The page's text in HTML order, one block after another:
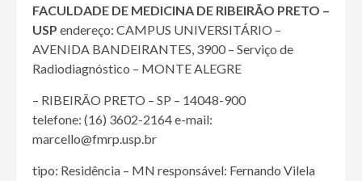
FACULDADE DE MEDICINA DE RIBEIRÃO PRETO –
USP endereço: CAMPUS UNIVERSITÁRIO –
AVENIDA BANDEIRANTES, 3900 – Serviço de
Radiodiagnóstico – MONTE ALEGRE
– RIBEIRÃO PRETO – SP – 14048-900
telefone: (16) 3602-2164 e-mail:
marcello@fmrp.usp.br
tipo: Residência – MN responsável: Fernando Vilela